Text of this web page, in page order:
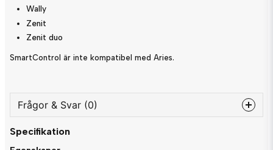
Wally
Zenit
Zenit duo
SmartControl är inte kompatibel med Aries.
Frågor & Svar (0)
question
Specifikation